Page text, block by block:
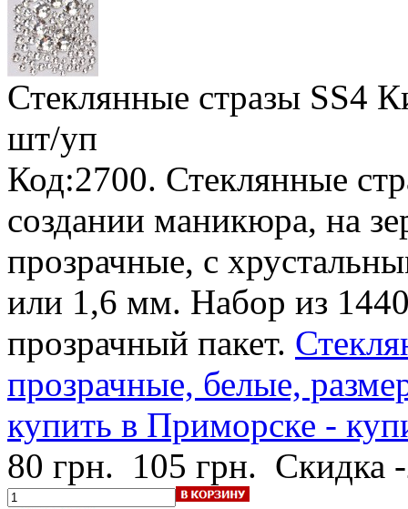
Стеклянные стразы SS4
шт/уп
Код:2700. Стеклянные
создании маникюра, на
прозрачные, с
или 1,6 мм. Набор из
прозрачный пакет.
прозрачные, белые,
купить в Приморске -
80 грн. 105 грн. Скидка